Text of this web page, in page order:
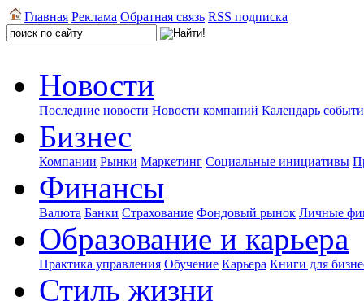
Главная Реклама Обратная связь RSS подписка
Новости
Последние новости Новости компаний Календарь
Бизнес
Компании Рынки Маркетинг Социальные инициативы
Финансы
Валюта Банки Страхование Фондовый рынок Личные
Образование и карьера
Практика управления Обучение Карьера Книги для
Стиль жизни